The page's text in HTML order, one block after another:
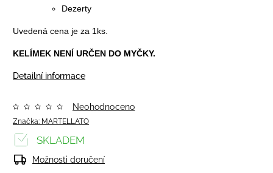
Dezerty
Uvedená cena je za 1ks.
KELÍMEK NENÍ URČEN DO MYČKY.
Detailní informace
Značka: MARTELLATO
Neohodnoceno
SKLADEM
Možnosti doručení